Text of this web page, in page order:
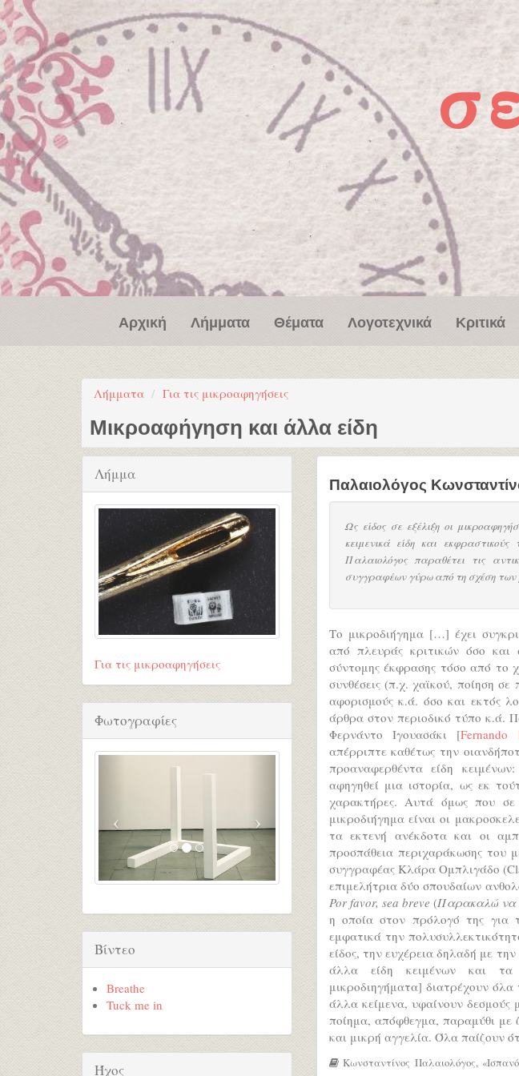
Παράκαμψη προς το κυρίως περιεχόμενο
Αρχική Λήμματα Θέματα Λογοτεχνικά Κριτικά
Λήμματα Για τις μικροαφηγήσεις
Μικροαφήγηση και άλλα είδη
Παλαιολόγος
Ως είδος σε εξέλιξη οι
κειμενικά είδη και
Παλαιολόγος παραθέτει τις
συγγραφέων γύρω από τη σχέση των
Το μικροδιήγημα […] έχει
από πλευράς κριτικών όσο και
σύντομης έκφρασης τόσο από το
συνθέσεις (π.χ. χαϊκού, ποίηση
αφορισμούς κ.ά. όσο και εκτός
άρθρα στον περιοδικό τύπο κ.ά.
Φερνάντο Ιγουασάκι [Fernando
απέρριπτε καθέτως την
προαναφερθέντα είδη
αφηγηθεί μια ιστορία, ως εκ
χαρακτήρες. Αυτά όμως που
μικροδιήγημα είναι οι
τα εκτενή ανέκδοτα και οι
προσπάθεια περιχαράκωσης του
συγγραφέας Κλάρα Ομπλιγάδο
επιμελήτρια δύο σπουδαίων
Por favor, sea breve (Παρακαλώ να
η οποία στον πρόλογό της για
εμφατικά την
είδος, την ευχέρεια δηλαδή με
άλλα είδη κειμένων και
μικροδιηγήματα] διατρέχουν όλα
άλλα κείμενα, υφαίνουν δεσμούς
ποίημα, απόφθεγμα, παραμύθι με
και μικρή αγγελία. Όλα παίζουν
Κωνσταντίνος Παλαιολόγος,
Λήμμα
Για τις μικροαφηγήσεις
Φωτογραφίες
Βίντεο
Breathe
Tuck me in
Ήχος